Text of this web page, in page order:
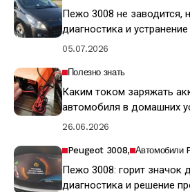
Пежо 3008 не заводится,
диагностика и
05.07.2026
Полезно знать
Каким током заряжать
автомобиля в домашних
26.06.2026
Peugeot 3008 Автомобили
Пежо 3008: горит значок
диагностика и решение